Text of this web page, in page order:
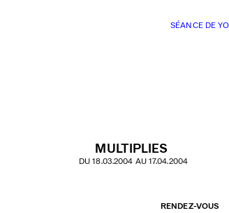
SÉANCE DE
MULTIPLIES
DU 18.03.2004 AU 17.04.2004
RENDEZ-VOUS